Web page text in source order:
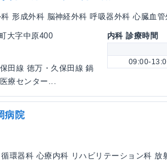
形成外科 脳神経外科 呼吸器外科 心臓血
大字中原400
田線 徳万・久保田線 鍋
療センター...
内科 診療時間
09:00-
病院
環器科 心療内科 リハビリテーション科 放